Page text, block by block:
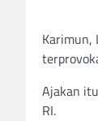
Karimun,
Ajakan
RI.